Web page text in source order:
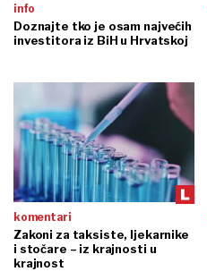
info
Doznajte tko je osam najvećih
investitora iz BiH u Hrvatskoj
komentari
Zakoni za taksiste, ljekarnike
i stočare – iz krajnosti u
krajnost